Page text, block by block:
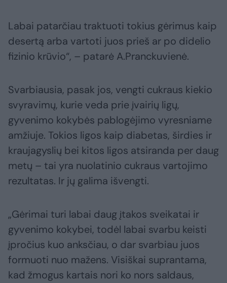
Labai patarčiau traktuoti tokius gėrimus kaip
desertą arba vartoti juos prieš ar po didelio
fizinio krūvio“, – patarė A.Pranckuvienė.
Svarbiausia, pasak jos, vengti cukraus kiekio
svyravimų, kurie veda prie įvairių ligų,
gyvenimo kokybės pablogėjimo vyresniame
amžiuje. Tokios ligos kaip diabetas, širdies ir
kraujagyslių bei kitos ligos atsiranda per daug
metų – tai yra nuolatinio cukraus vartojimo
rezultatas. Ir jų galima išvengti.
„Gėrimai turi labai daug įtakos sveikatai ir
gyvenimo kokybei, todėl labai svarbu keisti
įpročius kuo anksčiau, o dar svarbiau juos
formuoti nuo mažens. Visiškai suprantama,
kad žmogus kartais nori ko nors saldaus,